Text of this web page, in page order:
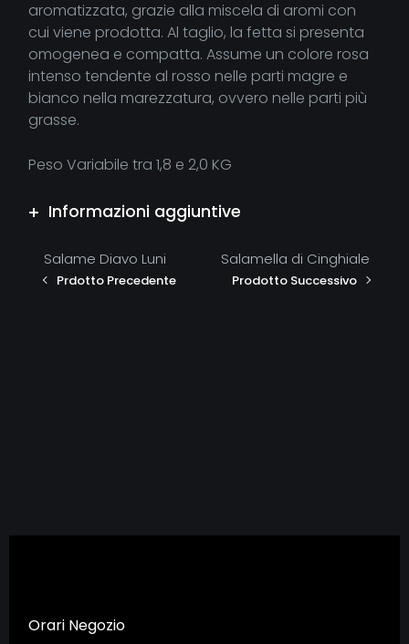
aromatizzata, grazie alla miscela di aromi con
cui viene prodotta. Al taglio, la fetta si presenta
omogenea e compatta. Assume un colore rosa
intenso tendente al rosso nelle parti magre e
bianco nella marezzatura, ovvero nelle parti più
grasse.
Peso Variabile tra 1,8 e 2,0 KG
Informazioni aggiuntive
Salame Diavo Luni
Prdotto Precedente
Salamella di Cinghiale
Prodotto Successivo
Orari Negozio